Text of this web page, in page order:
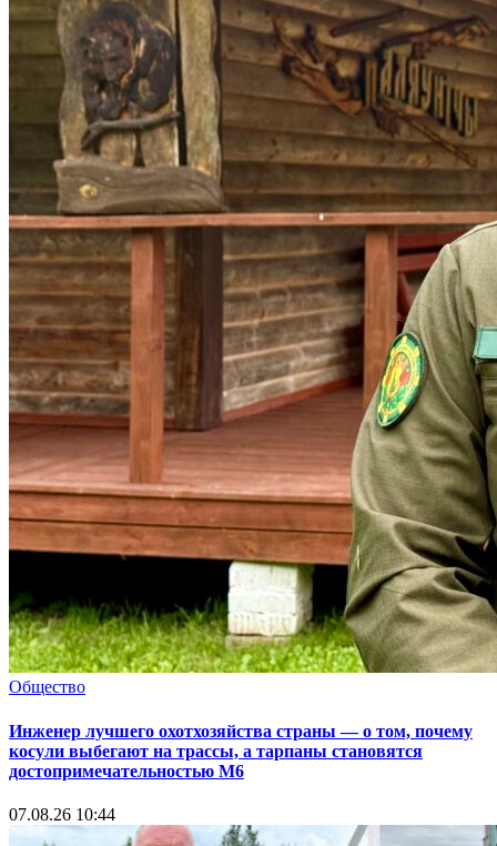
Общество
Инженер лучшего охотхозяйства страны — о том, почему
косули выбегают на трассы, а тарпаны становятся
достопримечательностью М6
07.08.26 10:44